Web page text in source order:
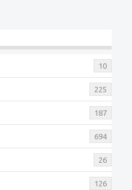
10
225
187
694
26
126